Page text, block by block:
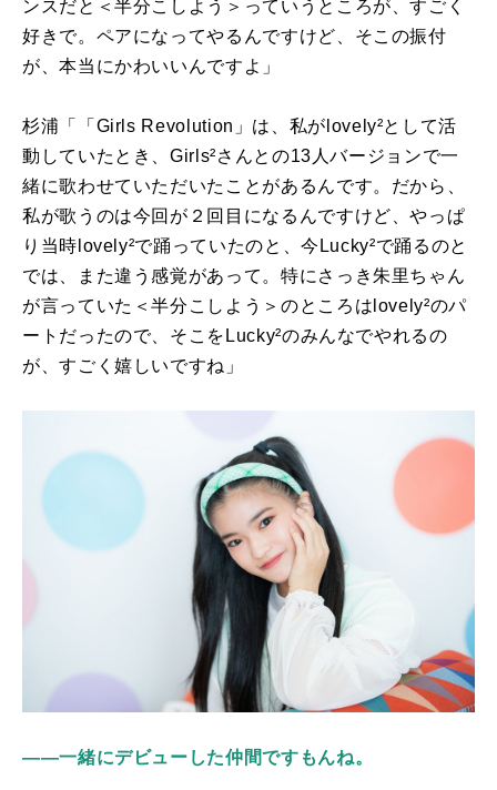
ンスだと＜半分こしよう＞っていうところが、すごく
好きで。ペアになってやるんですけど、そこの振付
が、本当にかわいいんですよ」
杉浦「「 Girls Revolution 」は、私が lovely²として活
動していたとき、Girls²さんとの13 人バージョンで一
緒に歌わせていただいたことがあるんです。だから、
私が歌うのは今回が２回目になるんですけど、やっぱ
り当時 lovely²で踊っていたのと、今 Lucky²で踊るのと
では、また違う感覚があって。特にさっき朱里ちゃん
が言っていた＜半分こしよう＞のところは lovely²のパ
ートだったので、そこを Lucky²のみんなでやれるの
が、すごく嬉しいですね」
――一緒にデビューした仲間ですもんね。